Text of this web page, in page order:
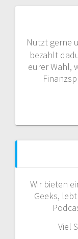
Nutzt gerne
bezahlt
eurer Wahl,
Wir bieten
Geeks,
Viel